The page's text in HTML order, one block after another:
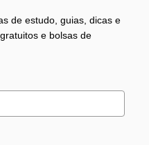
de estudo, guias, dicas e
e bolsas de